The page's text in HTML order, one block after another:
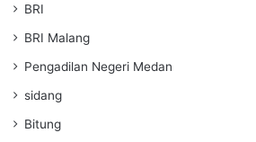
BRI
BRI Malang
Pengadilan Negeri Medan
sidang
Bitung